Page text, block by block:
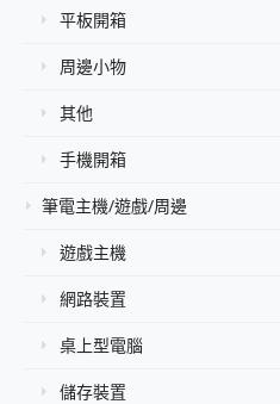
平板開箱
周邊小物
其他
手機開箱
筆電主機/遊戲/周邊
遊戲主機
網路裝置
桌上型電腦
儲存裝置